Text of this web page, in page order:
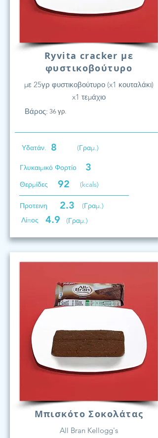
Ryvita cracker με
φυστικοβούτυρο
με 25γρ φυστικοβούτυρο (x1 κουταλάκι)
x1 τεμάχιο
Βάρος: 36 γρ.
Υδατάν. 8 (Γραμ.)
Γλυκαιμικό Φορτίο 3
Θερμίδες 92 (kcals)
Προτεινη 2.3
(Γραμ.)
Λίπος
4.9 (Γραμ.)
Μπισκότο Σοκολάτας
All Bran Kellogg's